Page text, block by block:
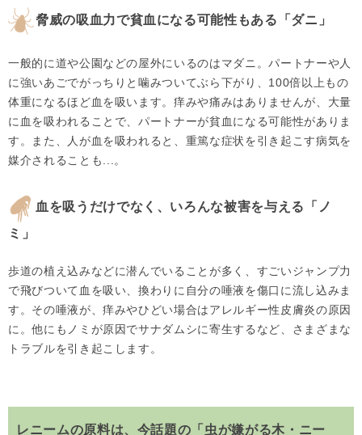
脅威の吸血力で貧血になる可能性もある「ダニ」
一般的に道や公園などの屋外にいるのはマダニ。パートナーや人
に強いあごでがっちりと噛みついてぶら下がり、100倍以上もの
体重になるほど血を吸います。痒みや痛みはありませんが、大量
に血を吸われることで、パートナーが貧血になる可能性がありま
す。また、人が血を吸われると、重篤な症状を引き起こす病気を
媒介されることも...。
血を吸うだけでなく、いろんな被害を与える「ノ
ミ」
歩道の植え込みなどに潜んでいることが多く、すごいジャンプ力
で飛びついて血を吸い、換わりに自分の唾液を傷口に流し込みま
す。その唾液が、痒みやひどい場合はアレルギー性皮膚炎の原因
に。他にもノミが原因でサナダムシに寄生するなど、さまざまな
トラブルを引き起こします。
レニームの原料は、今話題の「虫が嫌がる木・ニー